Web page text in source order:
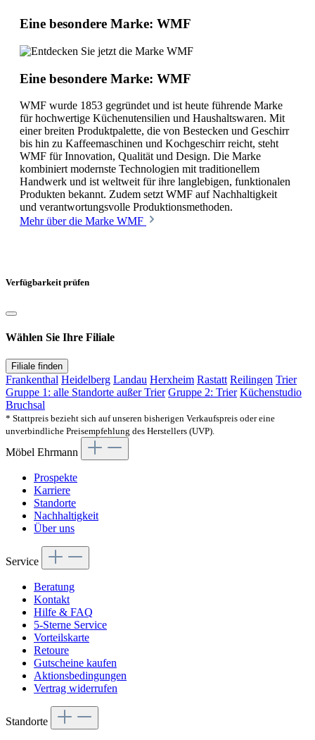
Eine besondere Marke: WMF
Eine besondere Marke: WMF
WMF wurde 1853 gegründet und ist heute führende Marke
für hochwertige Küchenutensilien und Haushaltswaren. Mit
einer breiten Produktpalette, die von Bestecken und Geschirr
bis hin zu Kaffeemaschinen und Kochgeschirr reicht, steht
WMF für Innovation, Qualität und Design. Die Marke
kombiniert modernste Technologien mit traditionellem
Handwerk und ist weltweit für ihre langlebigen, funktionalen
Produkten bekannt. Zudem setzt WMF auf Nachhaltigkeit
und verantwortungsvolle Produktionsmethoden.
Mehr über die Marke WMF
Verfügbarkeit prüfen
Wählen Sie Ihre Filiale
Filiale finden
Frankenthal Heidelberg Landau Herxheim Rastatt Reilingen Trier
Gruppe 1: alle Standorte außer Trier Gruppe 2: Trier Küchenstudio
Bruchsal
* Stattpreis bezieht sich auf unseren bisherigen Verkaufspreis oder eine
unverbindliche Preisempfehlung des Herstellers (UVP).
Möbel Ehrmann
Prospekte
Karriere
Standorte
Nachhaltigkeit
Über uns
Service
Beratung
Kontakt
Hilfe & FAQ
5-Sterne Service
Vorteilskarte
Retoure
Gutscheine kaufen
Aktionsbedingungen
Vertrag widerrufen
Standorte